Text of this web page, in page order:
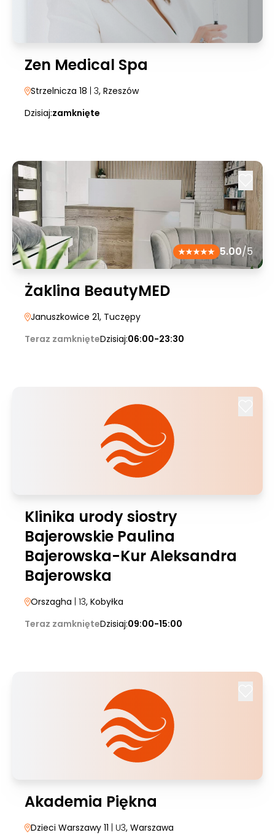
Zen Medical Spa
Strzelnicza 18 | 3, Rzeszów
Dzisiaj:zamknięte
5.00/5
Żaklina BeautyMED
Januszkowice 21, Tuczępy
Teraz zamknięteDzisiaj:06:00-23:30
Klinika urody siostry
Bajerowskie Paulina
Bajerowska-Kur Aleksandra
Bajerowska
Orszagha | 13, Kobyłka
Teraz zamknięteDzisiaj:09:00-15:00
Akademia Piękna
Dzieci Warszawy 11 | U3, Warszawa